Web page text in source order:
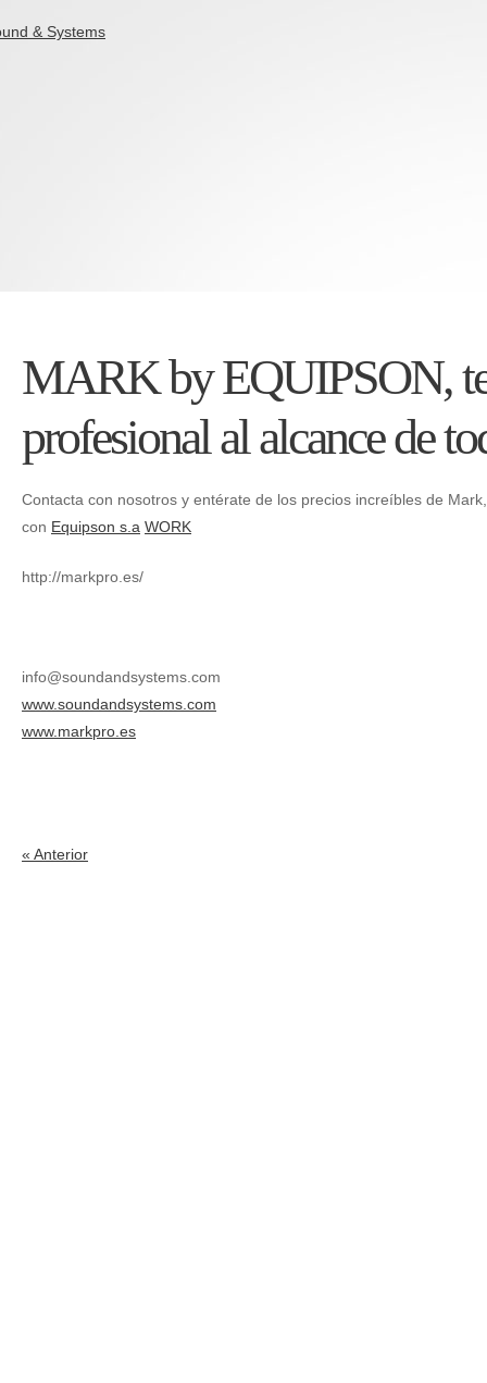
MARK by EQUIPSON,
profesional al alcance de
Contacta con nosotros y entérate de los precios increíbles de
con Equipson s.a WORK
http://markpro.es/
info@soundandsystems.com
www.soundandsystems.com
www.markpro.es
« Anterior